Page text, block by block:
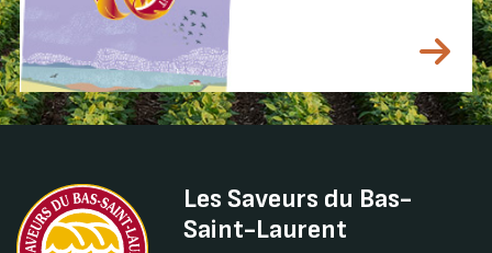
Les Saveurs du Bas-
Saint-Laurent